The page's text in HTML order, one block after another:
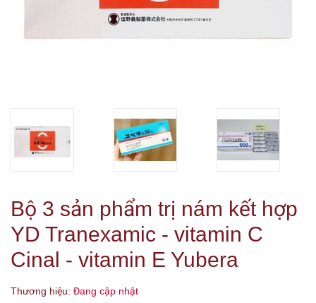
Bộ 3 sản phẩm trị nám kết hợp
YD Tranexamic - vitamin C
Cinal - vitamin E Yubera
Thương hiệu: Đang cập nhật